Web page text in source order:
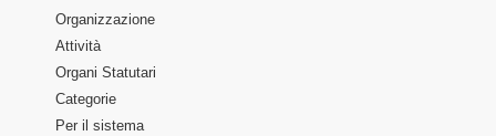
Organizzazione
Attività
Organi Statutari
Categorie
Per il sistema